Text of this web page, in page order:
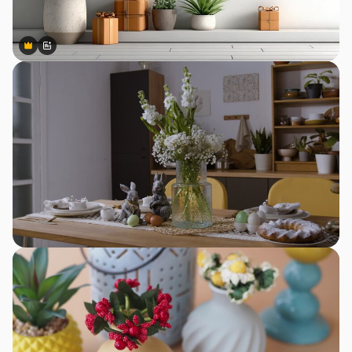
Premium
Premium
สร้างขึ้นโดย AI